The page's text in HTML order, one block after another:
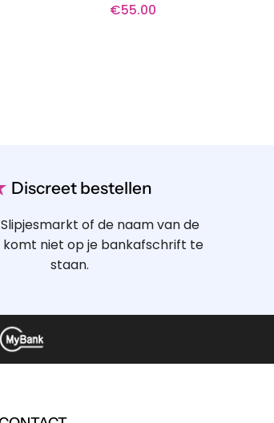
€55.00
Discreet bestellen
of de naam van de
niet op je bankafschrift te
staan.